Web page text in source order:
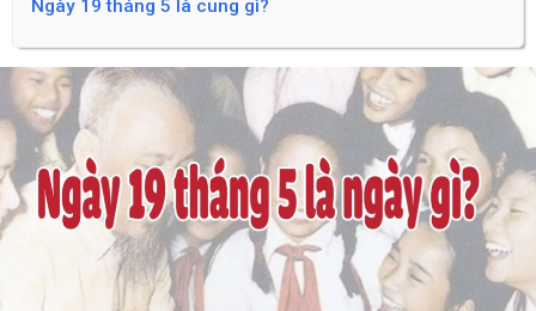
Ngày 19 tháng 5 là cung gì?